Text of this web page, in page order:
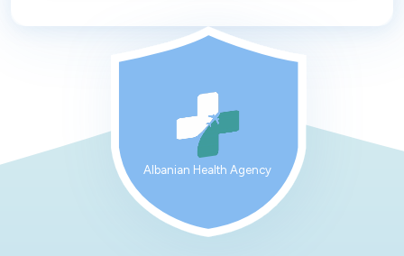
Albanian Health Agency